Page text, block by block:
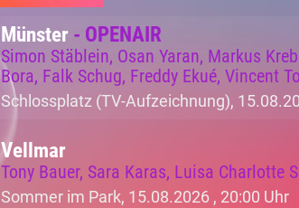
Münster - OPENAIR
Simon Stäblein, Osan Yaran, Markus
Bora, Falk Schug, Freddy Ekué, Vincent
Schlossplatz (TV-Aufzeichnung),
Vellmar
Tony Bauer, Sara Karas, Luisa Charlotte
Sommer im Park, 15.08.2026 , 20:00 Uhr